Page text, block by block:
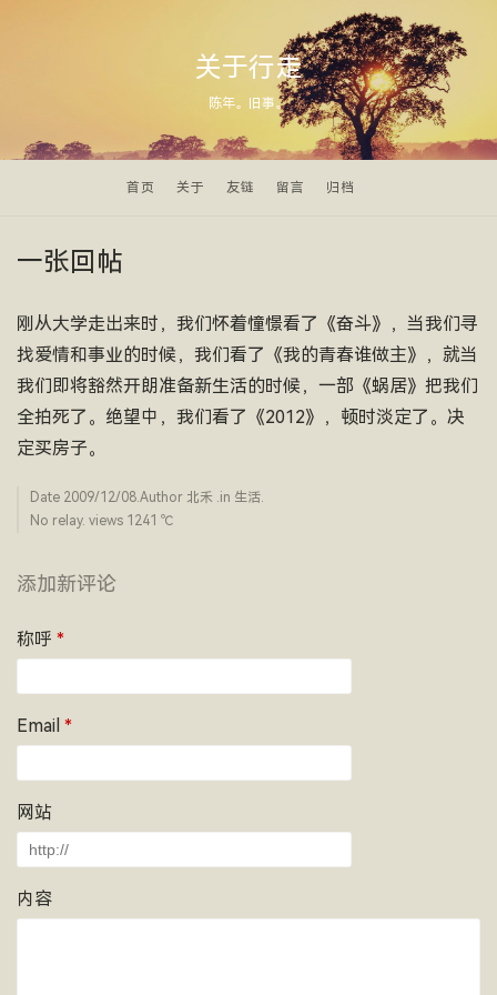
关于行走
陈年。旧事。
首页 关于 友链 留言 归档
一张回帖
刚从大学走出来时，我们怀着憧憬看了《奋斗》，当我们寻
找爱情和事业的时候，我们看了《我的青春谁做主》，就当
我们即将豁然开朗准备新生活的时候，一部《蜗居》把我们
全拍死了。绝望中，我们看了《2012》，顿时淡定了。决
定买房子。
Date 2009/12/08.Author 北禾 .in 生活.
No relay. views 1241 ­℃
添加新评论
称呼 *
Email *
网站
内容